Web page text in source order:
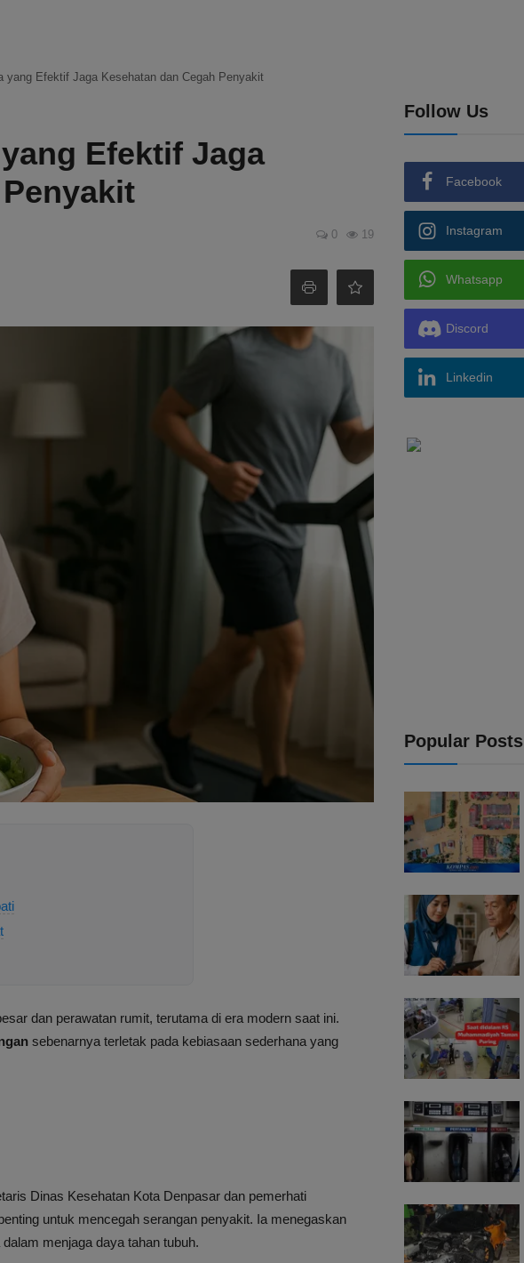
yang Efektif Jaga Kesehatan dan Cegah Penyakit
Efektif Jaga
0 19
dan perawatan rumit, terutama di era modern saat ini.
sebenarnya terletak pada kebiasaan sederhana yang
Dinas Kesehatan Kota Denpasar dan pemerhati
untuk mencegah serangan penyakit. Ia menegaskan
menjaga daya tahan tubuh.
Follow Us
Facebook
Instagram
Whatsapp
Discord
Linkedin
Popular Posts